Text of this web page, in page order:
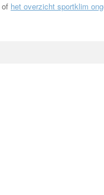
of het overzicht sportklim